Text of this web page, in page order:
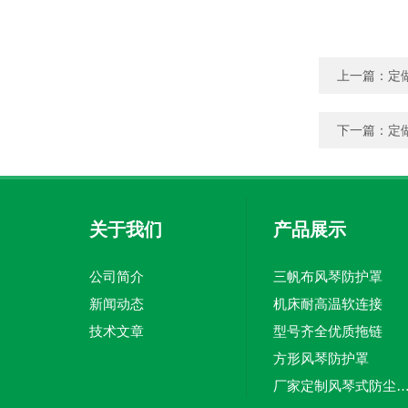
上一篇： 定
下一篇： 定
关于我们
公司简介
新闻动态
技术文章
产品展示
三帆布风琴防护罩
机床耐高温软连接
型号齐全优质拖链
方形风琴防护罩
厂家定制风琴式